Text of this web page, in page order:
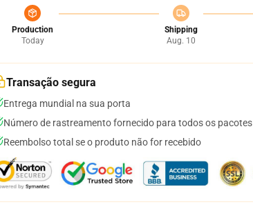
Production
Today
Shipping
Aug. 10
Transação segura
Entrega mundial na sua porta
Número de rastreamento fornecido para todos os pacotes
Reembolso total se o produto não for recebido